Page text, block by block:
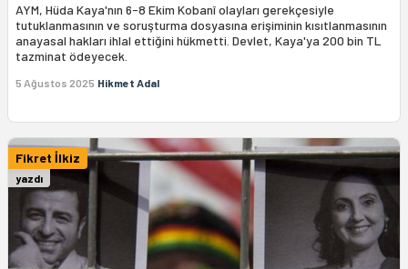
AYM, Hüda Kaya'nın 6-8 Ekim Kobanî olayları gerekçesiyle
tutuklanmasının ve soruşturma dosyasına erişiminin kısıtlanmasının
anayasal hakları ihlal ettiğini hükmetti. Devlet, Kaya'ya 200 bin TL
tazminat ödeyecek.
5 Ağustos 2025 Hikmet Adal
Fikret İlkiz
yazdı